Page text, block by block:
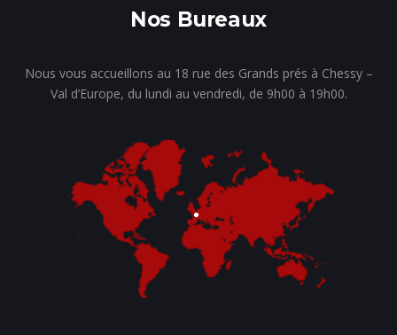
Nos Bureaux
Nous vous accueillons au 18 rue des Grands prés à Chessy –
Val d’Europe, du lundi au vendredi, de 9h00 à 19h00.